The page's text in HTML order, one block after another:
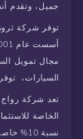
جميل، وتقدم
توفر شركة
مجال تمويل
السيارات،
تعد شركة
نسبة